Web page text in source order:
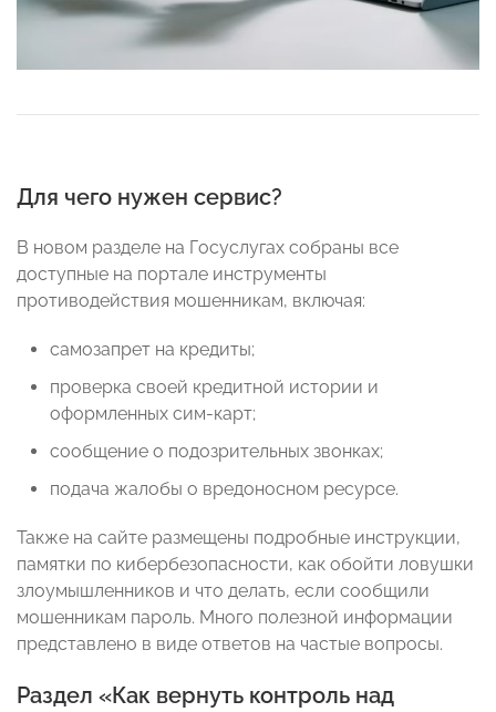
Для чего нужен сервис?
В новом разделе на Госуслугах собраны все
доступные на портале инструменты
противодействия мошенникам, включая:
самозапрет на кредиты;
проверка своей кредитной истории и
оформленных сим-карт;
сообщение о подозрительных звонках;
подача жалобы о вредоносном ресурсе.
Также на сайте размещены подробные инструкции,
памятки по кибербезопасности, как обойти ловушки
злоумышленников и что делать, если сообщили
мошенникам пароль. Много полезной информации
представлено в виде ответов на частые вопросы.
Раздел «Как вернуть контроль над